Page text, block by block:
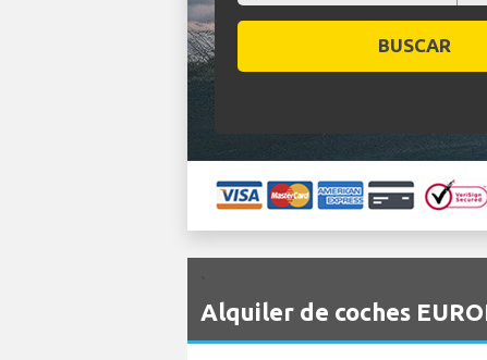
BUSCAR
Alquiler de coches